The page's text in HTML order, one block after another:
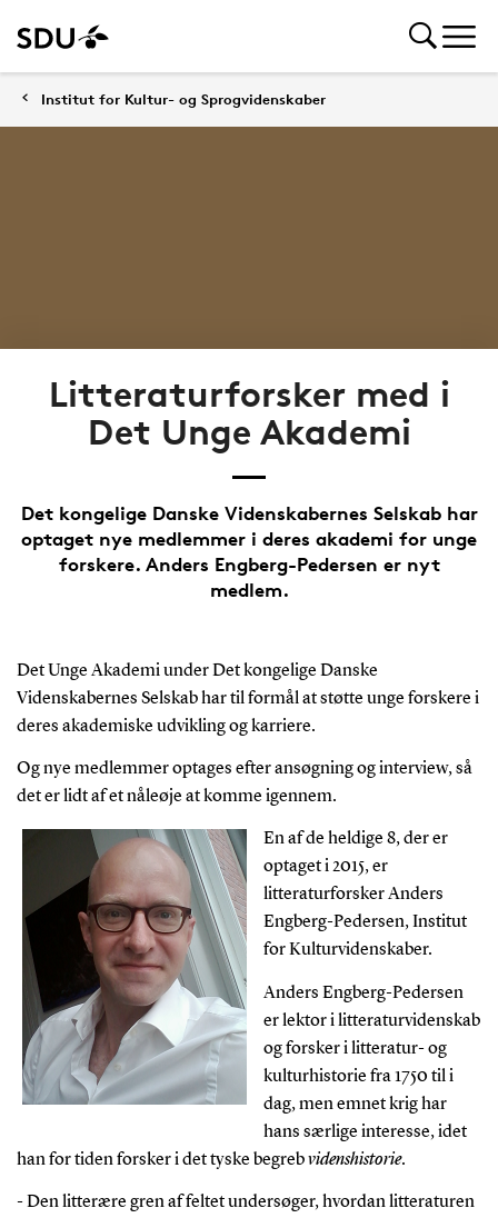
Institut for Kultur- og Sprogvidenskaber
Litteraturforsker med i
Det Unge Akademi
Det kongelige Danske Videnskabernes Selskab har
optaget nye medlemmer i deres akademi for unge
forskere. Anders Engberg-Pedersen er nyt
medlem.
Det Unge Akademi under Det kongelige Danske
Videnskabernes Selskab har til formål at støtte unge forskere i
deres akademiske udvikling og karriere.
Og nye medlemmer optages efter ansøgning og interview, så
det er lidt af et nåleøje at komme igennem.
En af de heldige 8, der er
optaget i 2015, er
litteraturforsker Anders
Engberg-Pedersen, Institut
for Kulturvidenskaber.
Anders Engberg-Pedersen
er lektor i litteraturvidenskab
og forsker i litteratur- og
kulturhistorie fra 1750 til i
dag, men emnet krig har
hans særlige interesse, idet
han for tiden forsker i det tyske begrebvidenshistorie.
- Den litterære gren af feltet undersøger, hvordan litteraturen